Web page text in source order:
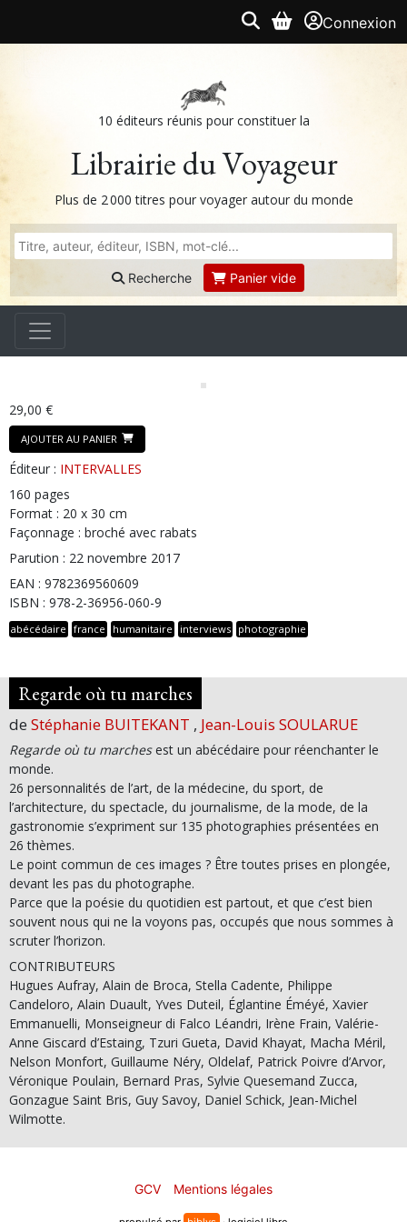
Connexion
10 éditeurs réunis pour constituer la
Librairie du Voyageur
Plus de 2 000 titres pour voyager autour du monde
Recherche Panier vide
29,00 €
AJOUTER AU PANIER
Éditeur : INTERVALLES
160 pages
Format : 20 x 30 cm
Façonnage : broché avec rabats
Parution : 22 novembre 2017
EAN : 9782369560609
ISBN : 978-2-36956-060-9
abécédaire france humanitaire interviews photographie
Regarde où tu marches
de Stéphanie BUITEKANT , Jean-Louis SOULARUE
Regarde où tu marchesest un abécédaire pour réenchanter le
monde.
26 personnalités de l’art, de la médecine, du sport, de
l’architecture, du spectacle, du journalisme, de la mode, de la
gastronomie s’expriment sur 135 photographies présentées en
26 thèmes.
Le point commun de ces images ? Être toutes prises en plongée,
devant les pas du photographe.
Parce que la poésie du quotidien est partout, et que c’est bien
souvent nous qui ne la voyons pas, occupés que nous sommes à
scruter l’horizon.
CONTRIBUTEURS
Hugues Aufray, Alain de Broca, Stella Cadente, Philippe
Candeloro, Alain Duault, Yves Duteil, Églantine Éméyé, Xavier
Emmanuelli, Monseigneur di Falco Léandri, Irène Frain, Valérie-
Anne Giscard d’Estaing, Tzuri Gueta, David Khayat, Macha Méril,
Nelson Monfort, Guillaume Néry, Oldelaf, Patrick Poivre d’Arvor,
Véronique Poulain, Bernard Pras, Sylvie Quesemand Zucca,
Gonzague Saint Bris, Guy Savoy, Daniel Schick, Jean-Michel
Wilmotte.
GCV Mentions légales